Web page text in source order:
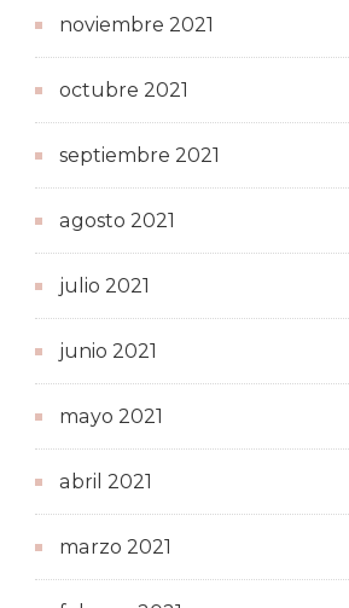
noviembre 2021
octubre 2021
septiembre 2021
agosto 2021
julio 2021
junio 2021
mayo 2021
abril 2021
marzo 2021